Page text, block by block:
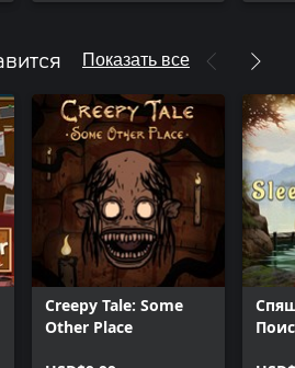
Показать все
Creepy Tale: Some
Other Place